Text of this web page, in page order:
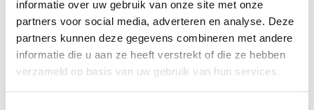
informatie over uw gebruik van onze site met onze
partners voor social media, adverteren en analyse. Deze
partners kunnen deze gegevens combineren met andere
informatie die u aan ze heeft verstrekt of die ze hebben
verzameld op basis van uw gebruik van hun services.
De Gearlab Outdoors ProTek Tip set wordt gebruikt als
bescherming voor de scherpe bladen van de Gearlab Outdoors
Kalleq en Ipik peddel. Deze tips zijn eenvoudig te vervangen en
bieden bescherming tegen rotsblokken en andere obstakels
onderwater.